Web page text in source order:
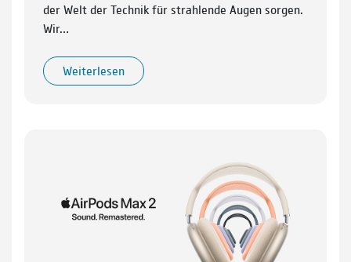
der Welt der Technik für strahlende Augen sorgen.
Wir…
Weiterlesen